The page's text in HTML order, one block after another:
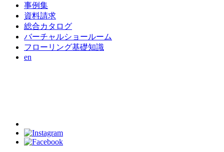
事例集
資料請求
総合カタログ
バーチャルショールーム
フローリング基礎知識
en